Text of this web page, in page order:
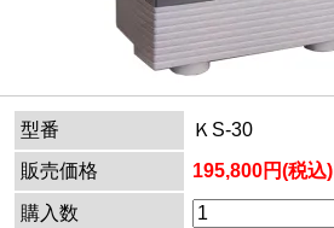
型番
ＫS-30
販売価格
195,800円(税込)
購入数